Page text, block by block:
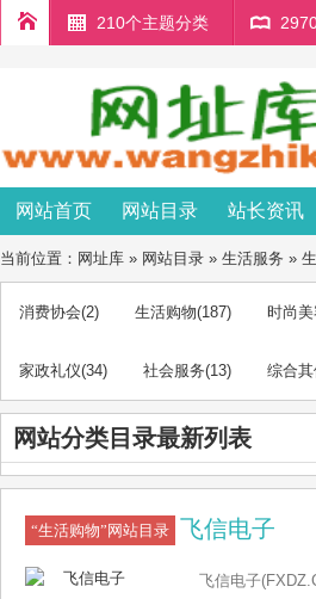
210个主题分类
网站首页 网站目录 站长资讯
当前位置： 网址库 » 网站目录 » 生活服务 »
消费协会(2) 生活购物(187) 时尚美
家政礼仪(34) 社会服务(13) 综合
网站分类目录最新列表
“生活购物”网站目录 飞信电子
飞信电子